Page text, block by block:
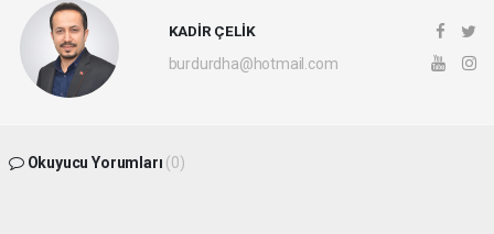
KADİR ÇELİK
burdurdha@hotmail.com
Okuyucu Yorumları (0)